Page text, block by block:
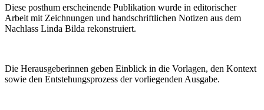
Diese posthum erscheinende Publikation wurde in editorischer
Arbeit mit Zeichnungen und handschriftlichen Notizen aus dem
Nachlass Linda Bilda rekonstruiert.
Die Herausgeberinnen geben Einblick in die Vorlagen, den Kontext
sowie den Entstehungsprozess der vorliegenden Ausgabe.